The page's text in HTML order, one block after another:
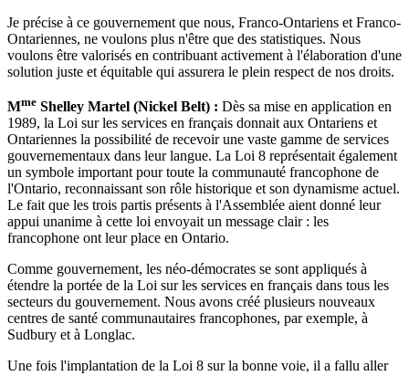
Je précise à ce gouvernement que nous, Franco-Ontariens et Franco-
Ontariennes, ne voulons plus n'être que des statistiques. Nous
voulons être valorisés en contribuant activement à l'élaboration d'une
solution juste et équitable qui assurera le plein respect de nos droits.
Mme Shelley Martel (Nickel Belt) : Dès sa mise en application en
1989, la Loi sur les services en français donnait aux Ontariens et
Ontariennes la possibilité de recevoir une vaste gamme de services
gouvernementaux dans leur langue. La Loi 8 représentait également
un symbole important pour toute la communauté francophone de
l'Ontario, reconnaissant son rôle historique et son dynamisme actuel.
Le fait que les trois partis présents à l'Assemblée aient donné leur
appui unanime à cette loi envoyait un message clair : les
francophone ont leur place en Ontario.
Comme gouvernement, les néo-démocrates se sont appliqués à
étendre la portée de la Loi sur les services en français dans tous les
secteurs du gouvernement. Nous avons créé plusieurs nouveaux
centres de santé communautaires francophones, par exemple, à
Sudbury et à Longlac.
Une fois l'implantation de la Loi 8 sur la bonne voie, il a fallu aller